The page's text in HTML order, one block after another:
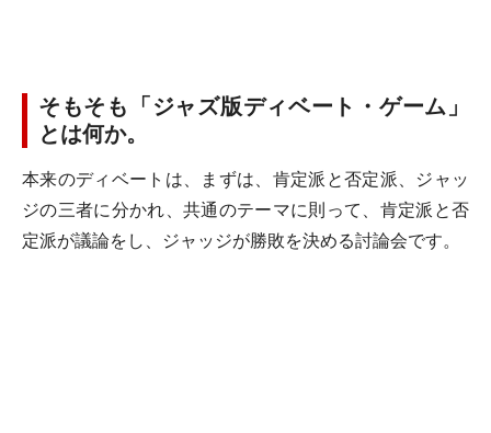
そもそも「ジャズ版ディベート・ゲーム」
とは何か。
本来のディベートは、まずは、肯定派と否定派、ジャッ
ジの三者に分かれ、共通のテーマに則って、肯定派と否
定派が議論をし、ジャッジが勝敗を決める討論会です。